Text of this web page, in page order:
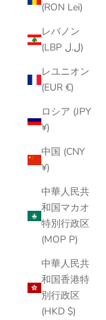
(RON Lei)
レバノン
(LBP ل.ل)
レユニオン
(EUR €)
ロシア (JPY
¥)
中国 (CNY
¥)
中華人民共
和国マカオ
特別行政区
(MOP P)
中華人民共
和国香港特
別行政区
(HKD $)